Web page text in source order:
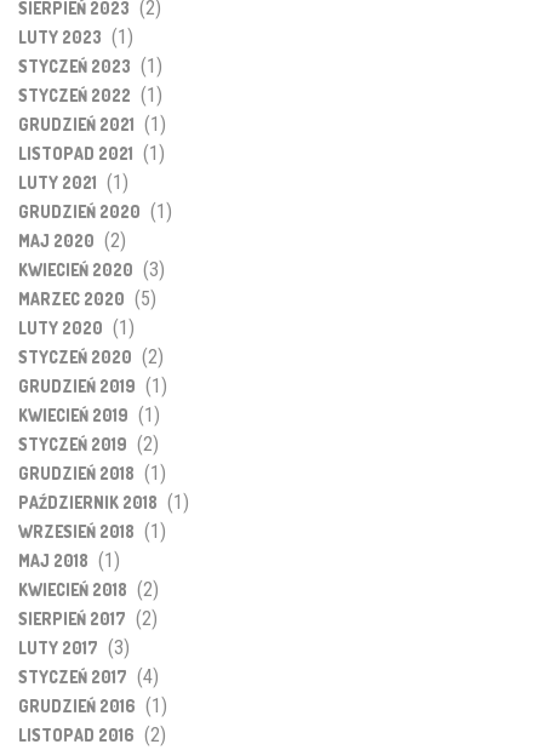
SIERPIEŃ 2023 (2)
LUTY 2023 (1)
STYCZEŃ 2023 (1)
STYCZEŃ 2022 (1)
GRUDZIEŃ 2021 (1)
LISTOPAD 2021 (1)
LUTY 2021 (1)
GRUDZIEŃ 2020 (1)
MAJ 2020 (2)
KWIECIEŃ 2020 (3)
MARZEC 2020 (5)
LUTY 2020 (1)
STYCZEŃ 2020 (2)
GRUDZIEŃ 2019 (1)
KWIECIEŃ 2019 (1)
STYCZEŃ 2019 (2)
GRUDZIEŃ 2018 (1)
PAŹDZIERNIK 2018 (1)
WRZESIEŃ 2018 (1)
MAJ 2018 (1)
KWIECIEŃ 2018 (2)
SIERPIEŃ 2017 (2)
LUTY 2017 (3)
STYCZEŃ 2017 (4)
GRUDZIEŃ 2016 (1)
LISTOPAD 2016 (2)